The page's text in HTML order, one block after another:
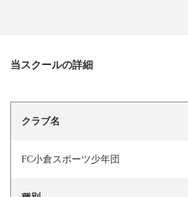
当スクールの詳細
クラブ名
FC小倉スポーツ少年団